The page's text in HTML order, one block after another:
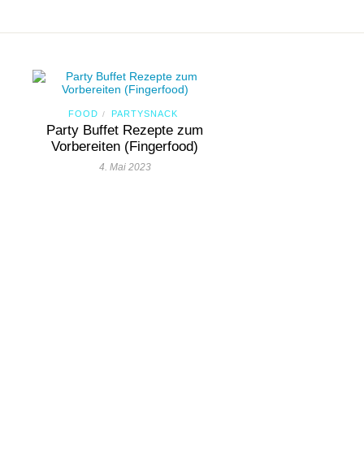
FOOD / PARTYSNACK
Party Buffet Rezepte zum
Vorbereiten (Fingerfood)
4. Mai 2023